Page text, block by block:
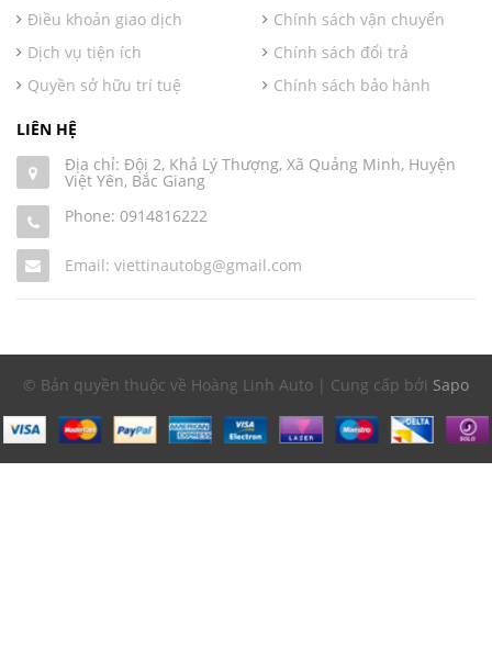
Điều khoản giao dịch
Dịch vụ tiện ích
Quyền sở hữu trí tuệ
Chính sách vận chuyển
Chính sách đổi trả
Chính sách bảo hành
LIÊN HỆ
Địa chỉ: Đội 2, Khả Lý Thượng, Xã Quảng Minh, Huyện
Việt Yên, Bắc Giang
Phone: 0914816222
Email: viettinautobg@gmail.com
© Bản quyền thuộc về Hoàng Linh Auto | Cung cấp bởi Sapo